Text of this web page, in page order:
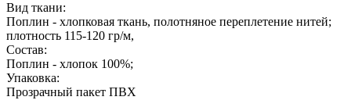
Вид ткани:
Поплин - хлопковая ткань, полотняное переплетение нитей;
плотность 115-120 гр/м,
Состав:
Поплин - хлопок 100%;
Упаковка:
Прозрачный пакет ПВХ